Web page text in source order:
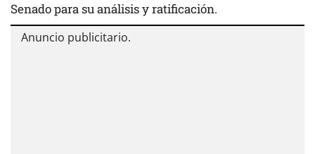
Senado para su análisis y ratificación.